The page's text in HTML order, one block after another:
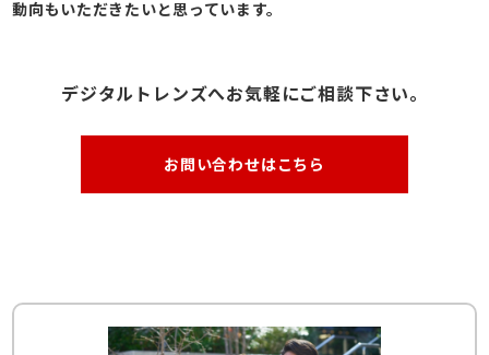
動向もいただきたいと思っています。
デジタルトレンズへお気軽にご相談下さい。
お問い合わせはこちら